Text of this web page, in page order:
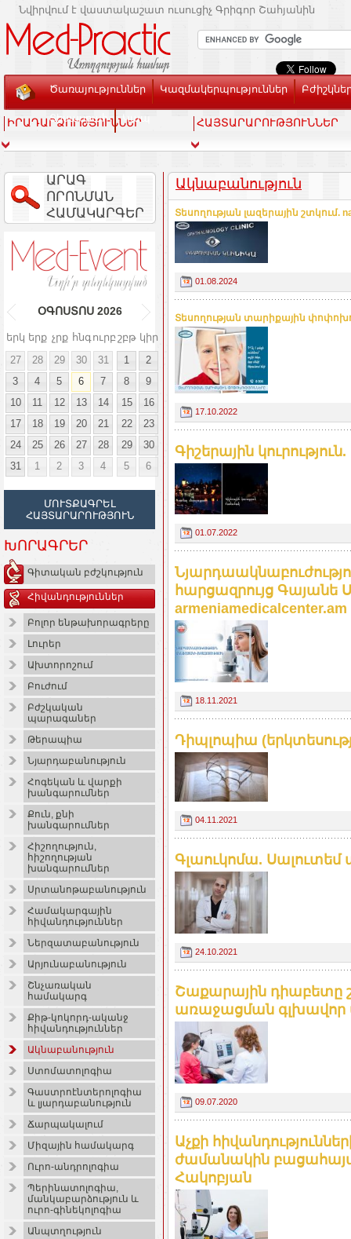
Նվիրվում է վաստակաշատ ուսուցիչ Գրիգոր Շահյանին
Ծառայություններ Կազմակերպություններ
Տեսասրահ Կապ
ԻՐԱԴԱՐՁՈՒԹՅՈՒՆՆԵՐ ՀԱՅՏԱՐԱՐՈՒԹՅՈՒՆՆԵՐ
ԱՐԱԳ
ՈՐՈՆՄԱՆ
ՀԱՄԱԿԱՐԳԵՐ
ՕԳՈՍՏՈՍ 2026
երկ երք չրք հնգուրբ շբթ կիր
27
28 29 30 31 1
2
3
4 5 6 7 8
9
10
11 12 13 14 15
16
17
18 19 20 21 22
23
24
25 26 27 28 29
30
31
1 2 3 4 5 6
ՄՈՒՏՔԱԳՐԵԼ
ՀԱՅՏԱՐԱՐՈՒԹՅՈՒՆ
ԽՈՐԱԳՐԵՐ
Գիտական բժշկություն
Հիվանդություններ
Բոլոր ենթախորագրերը
Լուրեր
Ախտորոշում
Բուժում
Բժշկական
պարագաներ
Թերապիա
Նյարդաբանություն
Հոգեկան և վարքի
խանգարումներ
Քուն, քնի
խանգարումներ
Հիշողություն,
հիշողության
խանգարումներ
Սրտանոթաբանություն
Համակարգային
հիվանդություններ
Ներզատաբանություն
Արյունաբանություն
Շնչառական
համակարգ
Քիթ-կոկորդ-ականջ
հիվանդություններ
Ակնաբանություն
Ստոմատոլոգիա
Գաստրոէնտերոլոգիա
և լյարդաբանություն
Ճարպակալում
Միզային համակարգ
Ուրո-անդրոլոգիա
Պերինատոլոգիա,
մանկաբարձություն և
ուրո-գինեկոլոգիա
Անպտղություն
Ակնաբանություն
Տեսողության լազերային շտկում.
01.08.2024
Տեսողության տարիքային
17.10.2022
Գիշերային
01.07.2022
հարցազրույց Գայանե
armeniamedicalcenter.am
18.11.2021
Դիպլոպիա
04.11.2021
Գլաուկոմա.
24.10.2021
Շաքարային դիաբետը
առաջացման գլխավոր
09.07.2020
Աչքի
ժամանակին
Հակոբյան